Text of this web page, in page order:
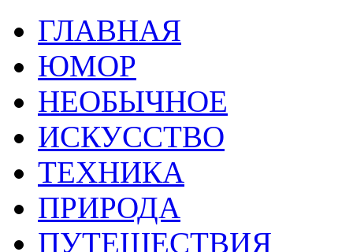
ГЛАВНАЯ
ЮМОР
НЕОБЫЧНОЕ
ИСКУССТВО
ТЕХНИКА
ПРИРОДА
ПУТЕШЕСТВИЯ